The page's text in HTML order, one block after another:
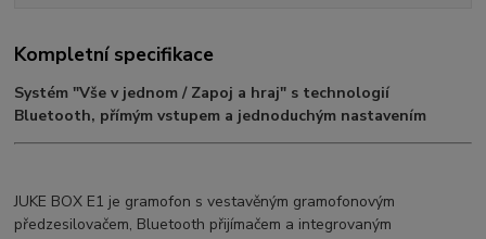
Kompletní specifikace
Systém "Vše v jednom / Zapoj a hraj" s technologií
Bluetooth, přímým vstupem a jednoduchým nastavením
JUKE BOX E1 je gramofon s vestavěným gramofonovým
předzesilovačem, Bluetooth přijímačem a integrovaným